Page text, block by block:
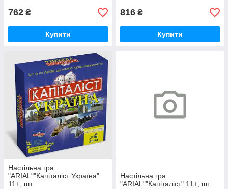
762 ₴
Купити
816 ₴
Купити
Настільна гра
"ARIAL""Капіталіст Україна"
11+, шт
Настільна гра
"ARIAL""Капіталіст" 11+, шт